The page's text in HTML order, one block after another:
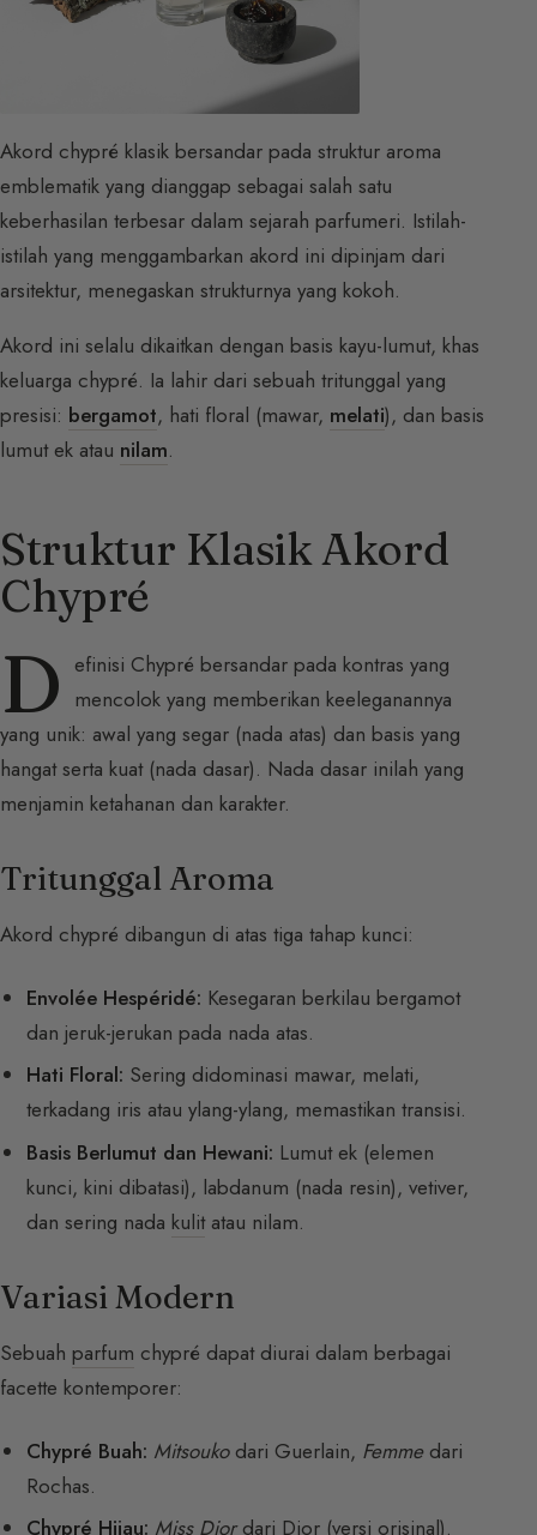
Akord chypré klasik bersandar pada struktur aroma
emblematik yang dianggap sebagai salah satu
keberhasilan terbesar dalam sejarah parfumeri. Istilah-
istilah yang menggambarkan akord ini dipinjam dari
arsitektur, menegaskan strukturnya yang kokoh.
Akord ini selalu dikaitkan dengan basis kayu-lumut, khas
keluarga chypré. Ia lahir dari sebuah tritunggal yang
presisi: bergamot, hati floral (mawar, melati), dan basis
lumut ek atau nilam.
Struktur Klasik Akord
Chypré
D efinisi Chypré bersandar pada kontras yang
mencolok yang memberikan keeleganannya
yang unik: awal yang segar (nada atas) dan basis yang
hangat serta kuat (nada dasar). Nada dasar inilah yang
menjamin ketahanan dan karakter.
Tritunggal Aroma
Akord chypré dibangun di atas tiga tahap kunci:
Envolée Hespéridé: Kesegaran berkilau bergamot
dan jeruk-jerukan pada nada atas.
Hati Floral: Sering didominasi mawar, melati,
terkadang iris atau ylang-ylang, memastikan transisi.
Basis Berlumut dan Hewani: Lumut ek (elemen
kunci, kini dibatasi), labdanum (nada resin), vetiver,
dan sering nadakulitatau nilam.
Variasi Modern
Sebuah parfum chypré dapat diurai dalam berbagai
facette kontemporer:
Chypré Buah: Mitsoukodari Guerlain, Femmedari
Rochas.
Chypré Hijau: Miss Diordari Dior (versi orisinal).